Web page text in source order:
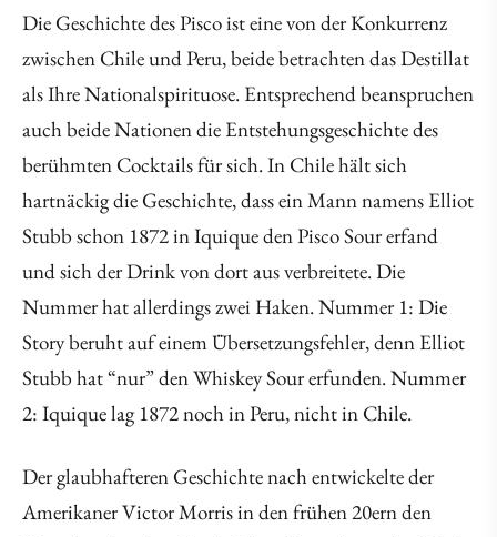
Die Geschichte des Pisco ist eine von der Konkurrenz
zwischen Chile und Peru, beide betrachten das Destillat
als Ihre Nationalspirituose. Entsprechend beanspruchen
auch beide Nationen die Entstehungsgeschichte des
berühmten Cocktails für sich. In Chile hält sich
hartnäckig die Geschichte, dass ein Mann namens Elliot
Stubb schon 1872 in Iquique den Pisco Sour erfand
und sich der Drink von dort aus verbreitete. Die
Nummer hat allerdings zwei Haken. Nummer 1: Die
Story beruht auf einem Übersetzungsfehler, denn Elliot
Stubb hat “nur” den Whiskey Sour erfunden. Nummer
2: Iquique lag 1872 noch in Peru, nicht in Chile.
Der glaubhafteren Geschichte nach entwickelte der
Amerikaner Victor Morris in den frühen 20ern den